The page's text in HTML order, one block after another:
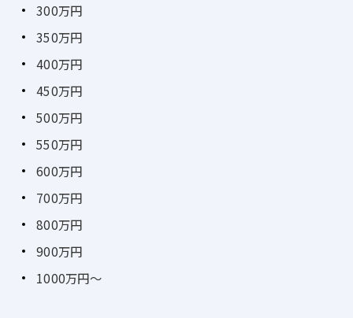
300万円
350万円
400万円
450万円
500万円
550万円
600万円
700万円
800万円
900万円
1000万円～